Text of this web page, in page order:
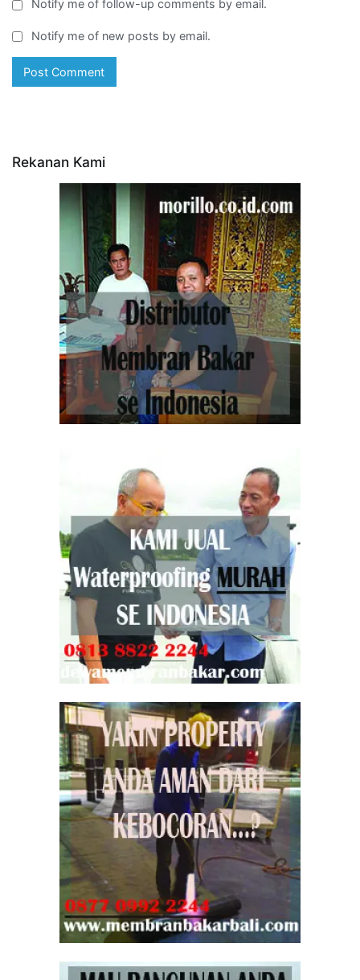
Notify me of follow-up comments by email.
Notify me of new posts by email.
Rekanan Kami